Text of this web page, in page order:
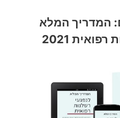
המדריך המלא
2021